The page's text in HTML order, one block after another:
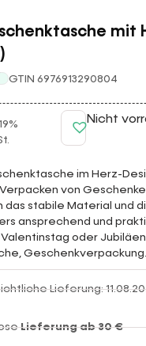
mit
GTIN 6976913290804
Nicht
im Herz-
von
das stabile Material und
ansprechend und
oder
Geschenkverpackung.
Lieferung:
Lieferung ab 30 €